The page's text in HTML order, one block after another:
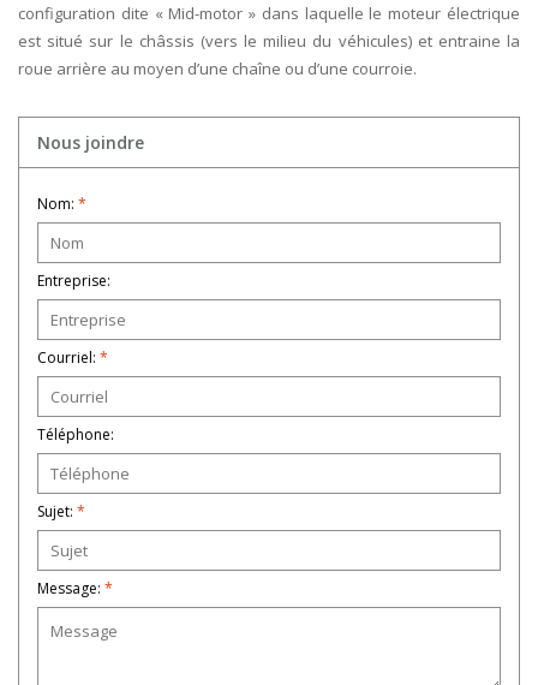
configuration dite « Mid-motor » dans laquelle le moteur électrique
est situé sur le châssis (vers le milieu du véhicules) et entraine la
roue arrière au moyen d’une chaîne ou d’une courroie.
Nous joindre
Nom: *
Entreprise:
Courriel: *
Téléphone:
Sujet: *
Message: *